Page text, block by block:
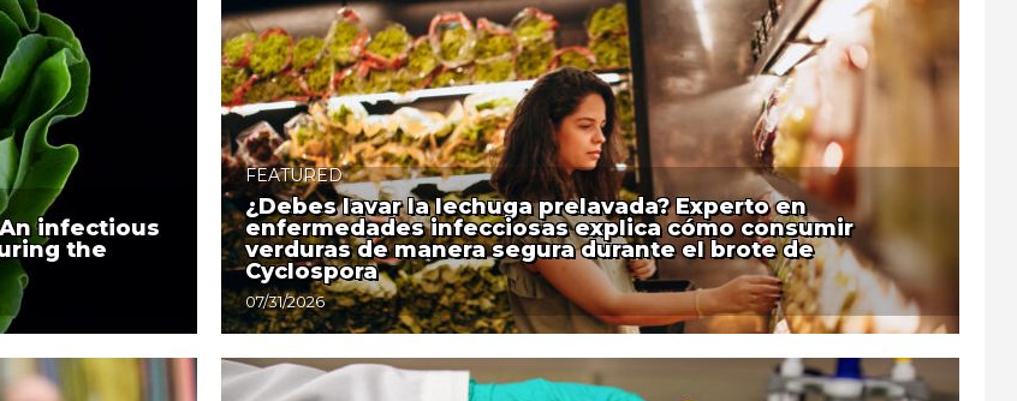
infectious
the
FEATURED
¿Debes lavar la lechuga prelavada? Experto en
enfermedades infecciosas explica cómo consumir
verduras de manera segura durante el brote de
Cyclospora
07/31/2026